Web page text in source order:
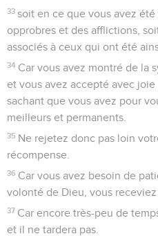
33 soit en ce que vous avez
opprobres et des afflictions,
associés à ceux qui ont été
34 Car vous avez montré de la
et vous avez accepté avec
sachant que vous avez pour
meilleurs et permanents.
35 Ne rejetez donc pas loin
récompense.
36 Car vous avez besoin de
volonté de Dieu, vous receviez
37 Car encore très-peu de
et il ne tardera pas.